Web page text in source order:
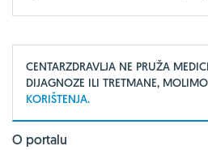
CENTARZDRAVLJA NE PRUŽA
DIJAGNOZE ILI TRETMANE, MOLIMO
KORIŠTENJA.
O portalu